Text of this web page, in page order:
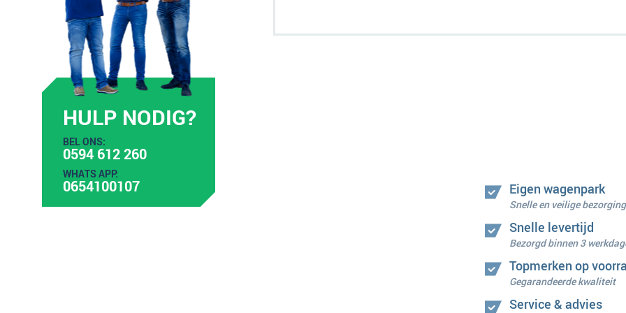
HULP NODIG?
BEL ONS:
0594 612 260
WHATS APP:
0654100107 Eigen wagenpark
Snelle en veilige bezorging
Snelle levertijd
Bezorgd binnen 3
Topmerken op
Gegarandeerde kwaliteit
Service & advies